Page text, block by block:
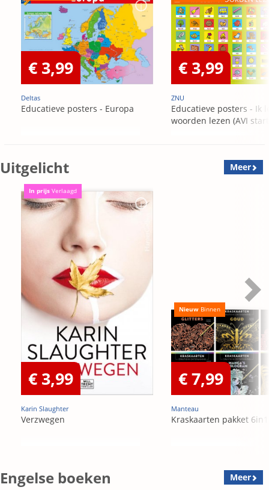
€ 3,99
Deltas
Educatieve posters - Europa
€ 3,99
ZNU
Educatieve posters - Ik
woorden lezen (AVI
Uitgelicht Meer
In prijs Verlaagd
€ 3,99
Karin Slaughter
Verzwegen
Nieuw Binnen
€ 7,99
Manteau
Kraskaarten pakket 6in1
Engelse boeken Meer